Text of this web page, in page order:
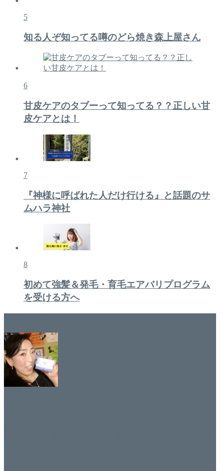
5
知る人ぞ知ってる噂のどら焼き森上屋さん
6
甘皮ケアのタブーって知ってる？？正しい甘
皮ケアとは！
7
『神様に呼ばれた人だけ行ける』と話題のサ
ムハラ神社
8
初めて強髪＆発毛・育毛エアバリプログラム
を受ける方へ